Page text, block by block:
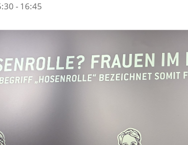
- 16:45